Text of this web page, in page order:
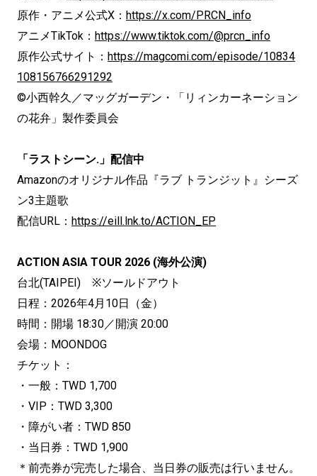
原作・アニメ公式X： https://x.com/PRCN_info
アニメTikTok： https://www.tiktok.com/@prcn_info
原作公式サイト： https://magcomi.com/episode/10834
108156766291292
©小西幹久／マッグガーデン・「リィンカーネーション
の花弁」製作委員会
「ラストシーン.」配信中
Amazonのオリジナル作品『ラブ トランジット』シーズ
ン3主題歌
配信URL： https://eill.lnk.to/ACTION_EP
ACTION ASIA TOUR 2026 (海外公演)
台北(TAIPEI) ※ソールドアウト
日程：2026年4月10日（金）
時間：開場 18:30／開演 20:00
会場：MOONDOG
チケット：
・一般：TWD 1,700
・VIP：TWD 3,300
・障がい者：TWD 850
・当日券：TWD 1,900
＊前売券が完売した場合、当日券の販売は行いません。